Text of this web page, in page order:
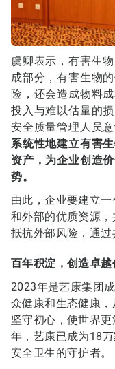
虞卿表示，有害生
成部分，有害生物
险，还会造成物料
投入与难以估量的
安全质量管理人员
系统性地建立有害
资产，为企业创造
势。
由此，企业要建立
和外部的优质资源
抵抗外部风险，通过
百年积淀，创造卓越
2023年是艺康集团
众健康和生态健康
坚守初心，使世界
年，艺康已成为18
安全卫生的守护者。